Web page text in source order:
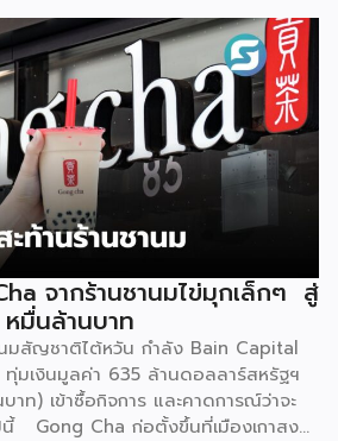
ด์ระดับประเทศ ที่วันนี้ธุรกิจเติบโตขยาย
า แบ่งเป็นสาขาที่บริษัทบริหารเอง
สาขา และสาขาแฟรนไชส์อีกกว่า 700
ห็นว่าโมเดลแฟรนไชส์ คือหนึ่งใน
นการเติบโตของแบรนด์ อย่างไร
เติบโตต่อเนื่อง เพราะได้วางเป้าหมาย
านมาสามารถเปิดแฟรนไชส์ใหม่ได้ 400
ปิดเพิ่มให้ได้อีก 400 สาขา ซึ่งล่าสุด
าขา เหล่านี้สะท้อนให้เห็นถึงการเติบโตที่
ไม่ใช่กระแสเพียงชั่วคราว สิ่งที่ทำให้
อความหลากหลายของเมนูเครื่องดื่ม
ามฤดูกาลอย่างสม่ำเสมอ เพื่อรักษาความ
ค้าวัยรุ่นที่ชอบทดลองสิ่งใหม่ […]
จากร้านชานมไข่มุกเล็กๆ สู่
หมื่นล้านบาท
มสัญชาติไต้หวัน กำลัง Bain Capital
มเงินมูลค่า 635 ล้านดอลลาร์สหรัฐฯ
าท) เข้าซื้อกิจการ และคาดการณ์ว่าจะ
Gong Cha ก่อตั้งขึ้นที่เมืองเกาสง